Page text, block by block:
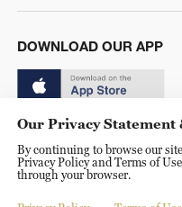
DOWNLOAD OUR APP
© China Radio
Shijingshan Road, Beijing,
Our Privacy Statement
By continuing to browse our
Privacy Policy and Terms of
through your browser.